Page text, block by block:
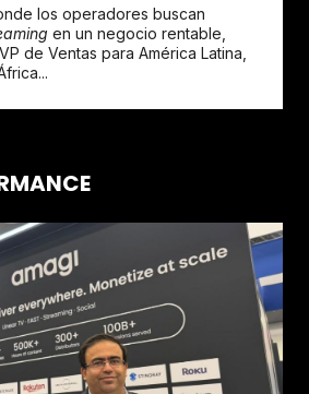
los operadores buscan
en un negocio rentable,
de Ventas para América Latina,